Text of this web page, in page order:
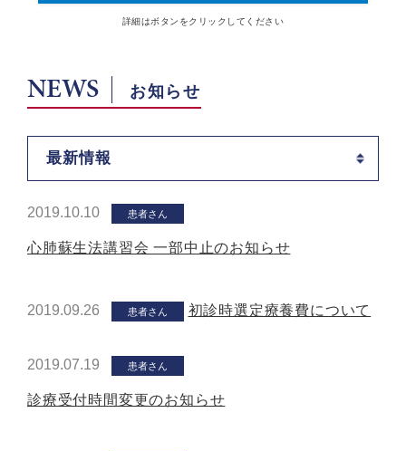
詳細はボタン をクリックしてください
NEWS お知らせ
最新情報
2019.10.10 患者さん
心肺蘇生法講習会 一部中止のお知らせ
2019.09.26 患者さん 初診時選定療養費について
2019.07.19 患者さん
診療受付時間変更のお知らせ